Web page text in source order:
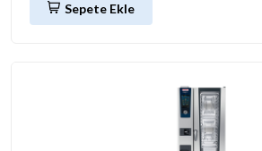
Sepete Ekle